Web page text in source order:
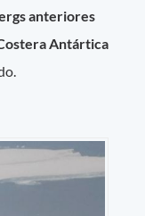
anteriores
Antártica